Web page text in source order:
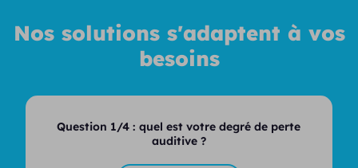
Nos solutions s'adaptent à vos
besoins
Question 1/4 : quel est votre degré de perte
auditive ?